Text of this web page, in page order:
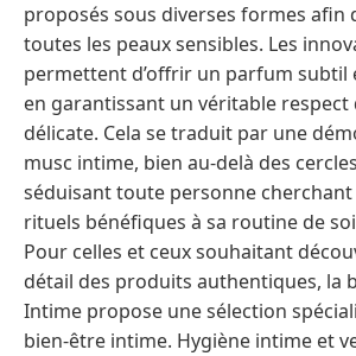
proposés sous diverses formes afin
toutes les peaux sensibles. Les
permettent d’offrir un parfum subtil
en garantissant un véritable respect
délicate. Cela se traduit par une
musc intime, bien au-delà des
séduisant toute personne
rituels bénéfiques à sa routine de
Pour celles et ceux souhaitant
détail des produits authentiques, la
Intime propose une sélection
bien-être intime. Hygiène intime et